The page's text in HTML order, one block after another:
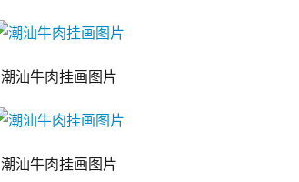
潮汕牛肉挂画图片
潮汕牛肉挂画图片